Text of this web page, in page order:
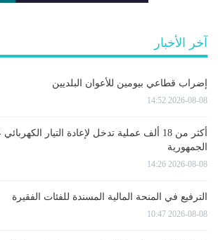
آخر الأخبار
إضراب قطاعي بيومين للأعوان البلديين
2026-08-08 14:52
أكثر من 18 ألف عملية تدخل لإعادة التيار
الجمهورية
2026-08-08 14:26
الترفيع في المنحة المالية المسندة للفئات الفقيرة
2026-08-08 10:47